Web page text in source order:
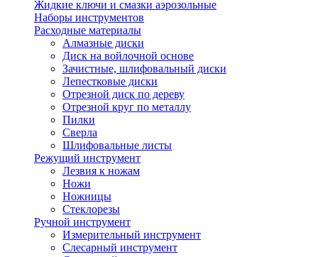
Жидкие ключи и смазки аэрозольные
Наборы инструментов
Расходные материалы
Алмазные диски
Диск на войлочной основе
Зачистные, шлифовальный диски
Лепестковые диски
Отрезной диск по дереву
Отрезной круг по металлу
Пилки
Сверла
Шлифовальные листы
Режущий инструмент
Лезвия к ножам
Ножи
Ножницы
Стеклорезы
Ручной инструмент
Измерительный инструмент
Слесарный инструмент